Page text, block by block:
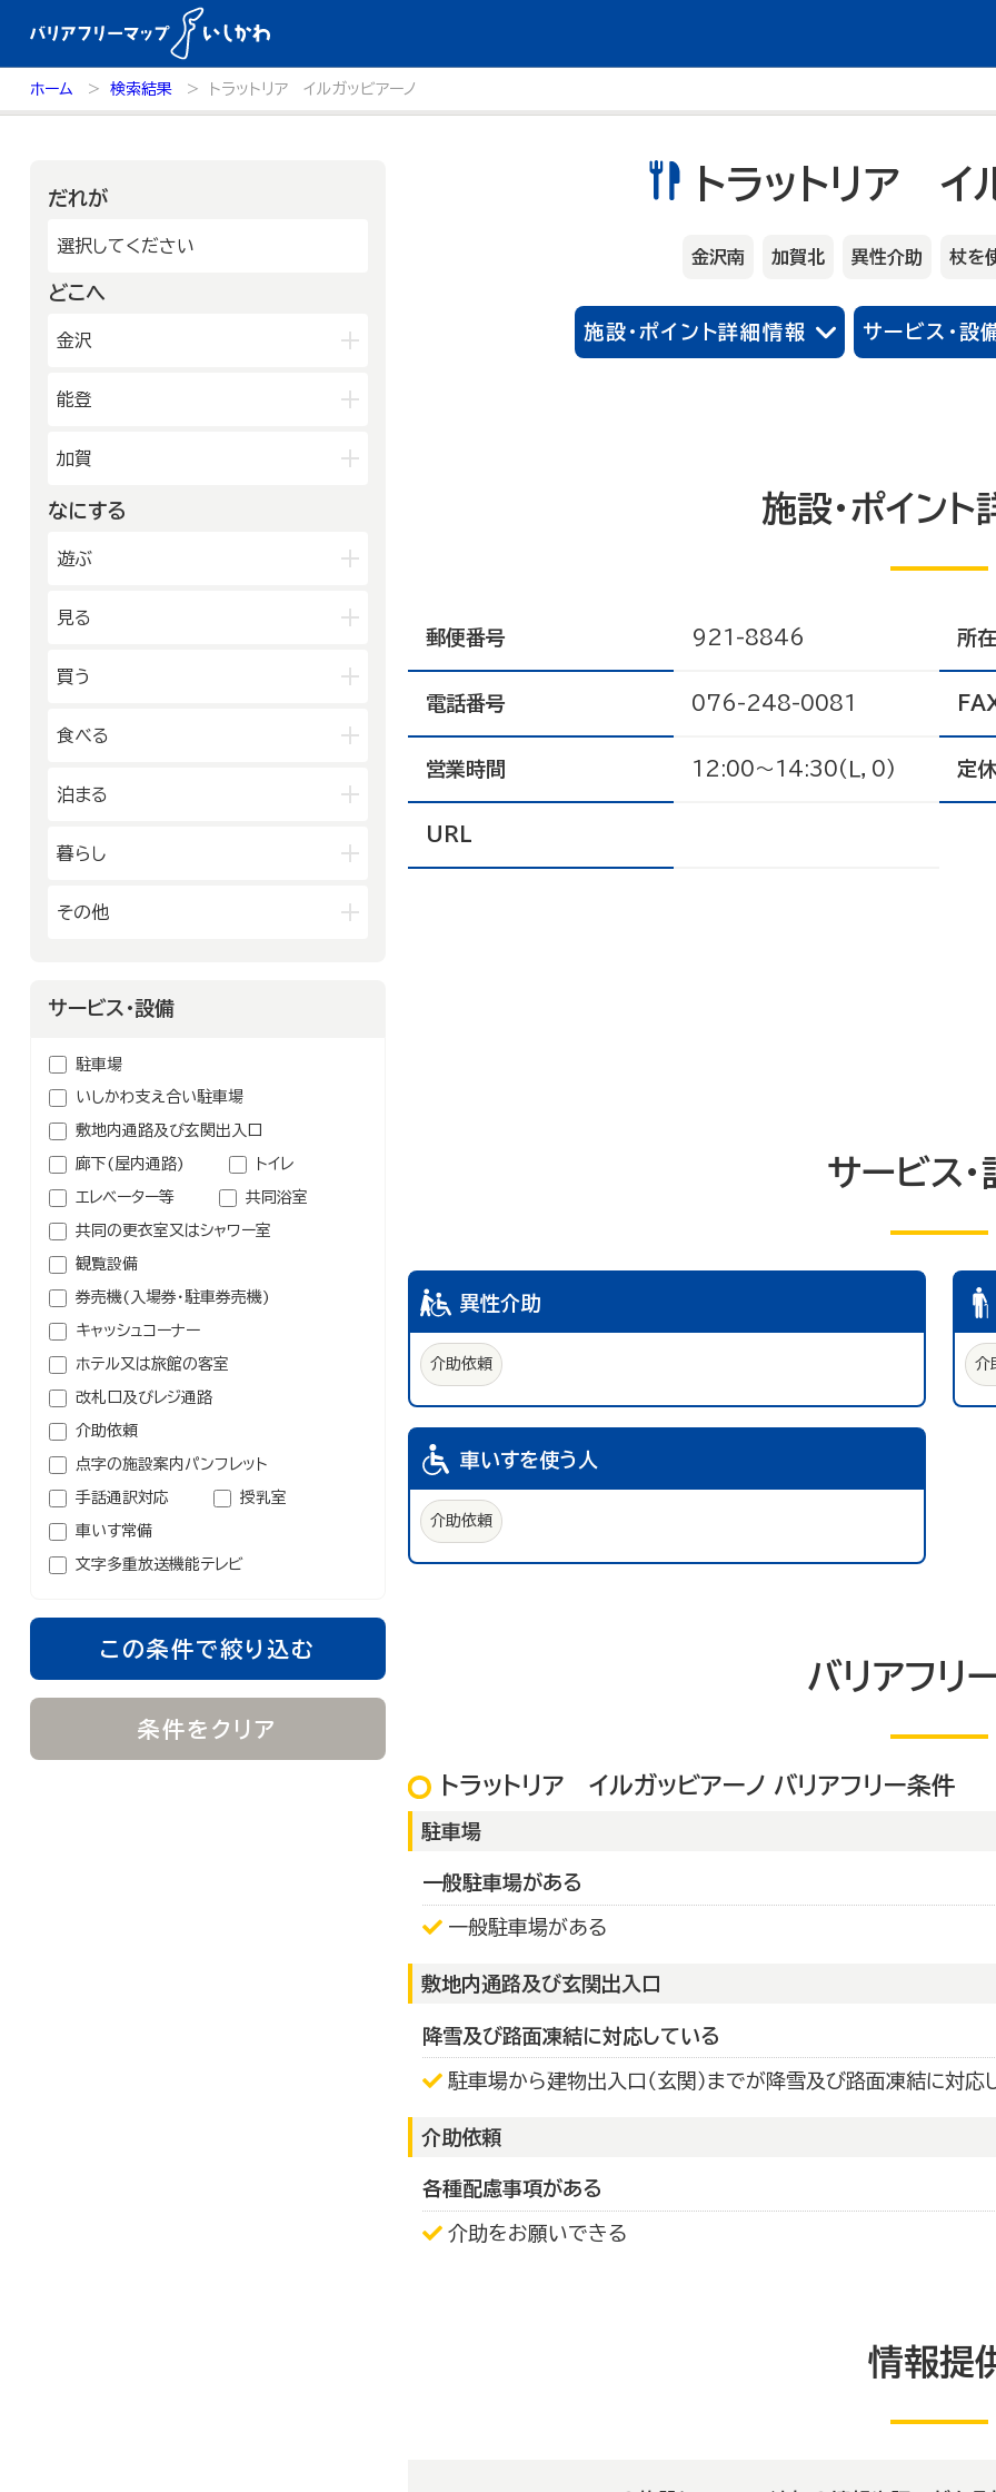
ホーム 検索結果 トラットリア イルガッビアーノ
だれが
選択してください
どこへ
金沢
兼六園・金沢城・21世紀美術館周
辺
近江町市場周辺
金沢中央
能登
輪島朝市周辺
能登中央
加賀
山代温泉
なにする
遊ぶ
公園
見る
映画館
劇場・能楽堂
買う
デパート・ショッピングセンター
スーパーマーケット・コンビニ
その他の小売業
食べる
和食
テイクアウト・デリバリー
ファミリーレストラン
泊まる
旅館
その他の宿泊関連施設
暮らし
官公庁・県市町
介護・福祉関連
公民館・集会場・会館・研修所
塾・教室・カルチャースクール
美容院・理容店
冠婚葬祭業
郵便局・郵便業
その他のサービス業
その他
鉱業
サービス・設備
駐車場
いしかわ支え合い駐車場
敷地内通路及び玄関出入口
廊下(屋内通路) トイレ
エレベーター等 共同浴室
共同の更衣室又はシャワー室
観覧設備
券売機(入場券・駐車券売機)
キャッシュコーナー
ホテル又は旅館の客室
改札口及びレジ通路
介助依頼
点字の施設案内パンフレット
手話通訳対応 授乳室
車いす常備
文字多重放送機能テレビ
この条件で絞り込む
条件をクリア
トラットリア イ
金沢南 加賀北 異性介助 杖を
施設・ポイント詳細情報 サービス・設
施設・ポイン
郵便番号 921-8846 所
電話番号 076-248-0081
営業時間 12:00～14:30(Ｌ，0) 定
URL
サービス
異性介助
介助依頼 介
車いすを使う人
介助依頼
バリアフリ
トラットリア イルガッビアーノ バリアフリー条件
駐車場
一般駐車場がある
一般駐車場がある
敷地内通路及び玄関出入口
降雪及び路面凍結に対応している
駐車場から建物出入口（玄関）までが降雪及び路面凍結に対応
介助依頼
各種配慮事項がある
介助をお願いできる
情報提